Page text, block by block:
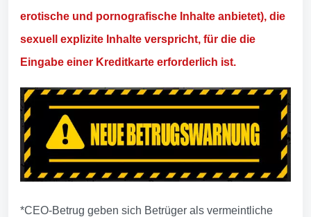
erotische und pornografische Inhalte anbietet), die
sexuell explizite Inhalte verspricht, für die die
Eingabe einer Kreditkarte erforderlich ist.
*CEO-Betrug geben sich Betrüger als vermeintliche